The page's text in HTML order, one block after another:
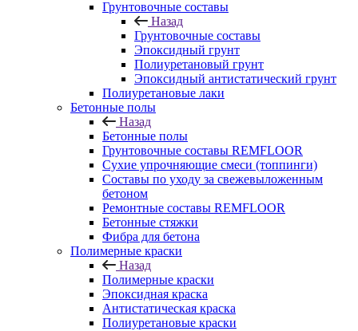
Грунтовочные составы
Назад
Грунтовочные составы
Эпоксидный грунт
Полиуретановый грунт
Эпоксидный антистатический грунт
Полиуретановые лаки
Бетонные полы
Назад
Бетонные полы
Грунтовочные составы REMFLOOR
Сухие упрочняющие смеси (топпинги)
Составы по уходу за свежевыложенным
бетоном
Ремонтные составы REMFLOOR
Бетонные стяжки
Фибра для бетона
Полимерные краски
Назад
Полимерные краски
Эпоксидная краска
Антистатическая краска
Полиуретановые краски